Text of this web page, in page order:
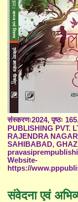
संस्करणः2024, पृष्ठः
PUBLISHING PVT.
RAJENDRA
SAHIBABAD,
Website-
https://
संवेदना एवं